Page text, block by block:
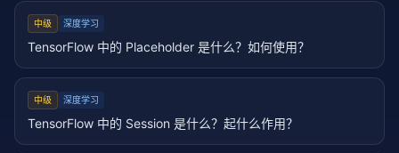
中级 深度学习
TensorFlow 中的 Placeholder 是什么？如何使用？
中级 深度学习
TensorFlow 中的 Session 是什么？起什么作用？